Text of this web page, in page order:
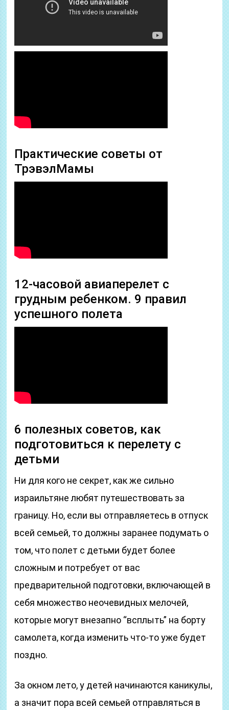
Практические советы от
ТрэвэлМамы
12-часовой авиаперелет с
грудным ребенком. 9 правил
успешного полета
6 полезных советов, как
подготовиться к перелету с
детьми
Ни для кого не секрет, как же сильно
израильтяне любят путешествовать за
границу. Но, если вы отправляетесь в отпуск
всей семьей, то должны заранее подумать о
том, что полет с детьми будет более
сложным и потребует от вас
предварительной подготовки, включающей в
себя множество неочевидных мелочей,
которые могут внезапно “всплыть” на борту
самолета, когда изменить что-то уже будет
поздно.
За окном лето, у детей начинаются каникулы,
а значит пора всей семьей отправляться в